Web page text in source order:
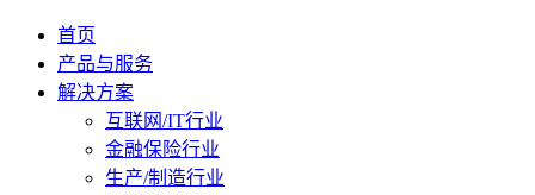
首页
产品与服务
解决方案
互联网/IT行业
金融保险行业
生产/制造行业